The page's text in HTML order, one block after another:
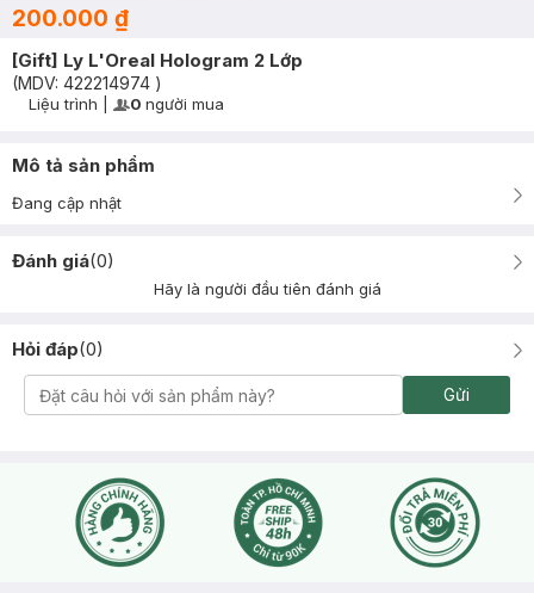
200.000 ₫
[Gift] Ly L'Oreal Hologram 2 Lớp
(MDV: 422214974 )
Timer Gray Icon
Liệu trình User Product Icon
0 người mua
Mô tả sản phẩm
Đang cập nhật
Đánh giá(0)
Hãy là người đầu tiên đánh giá
Hỏi đáp(0)
Gửi